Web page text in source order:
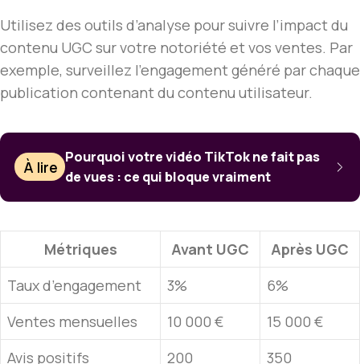
Utilisez des outils d’analyse pour suivre l’impact du
contenu UGC sur votre notoriété et vos ventes. Par
exemple, surveillez l’engagement généré par chaque
publication contenant du contenu utilisateur.
À lire
Pourquoi votre vidéo TikTok ne fait pas
de vues : ce qui bloque vraiment
Métriques Avant UGC
Après UGC
Taux d’engagement
3%
6%
Ventes mensuelles
10 000 €
15 000 €
Avis positifs
200 350